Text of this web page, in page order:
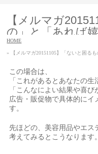
【メルマガ
の」と「あれば
伝え方は〜03
HOME
» 【メルマガ20151105】「ないと困る
この場合は、
「これがあるとあなたの
「こんなによい結果や喜
広告・販促物で具体的にイ
す。
先ほどの、美容用品やエス
考えてみるとこうなります。